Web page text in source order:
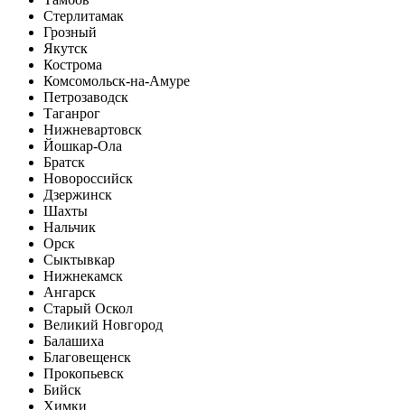
Стерлитамак
Грозный
Якутск
Кострома
Комсомольск-на-Амуре
Петрозаводск
Таганрог
Нижневартовск
Йошкар-Ола
Братск
Новороссийск
Дзержинск
Шахты
Нальчик
Орск
Сыктывкар
Нижнекамск
Ангарск
Старый Оскол
Великий Новгород
Балашиха
Благовещенск
Прокопьевск
Бийск
Химки